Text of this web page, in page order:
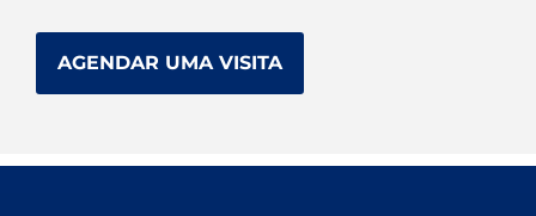
AGENDAR UMA VISITA